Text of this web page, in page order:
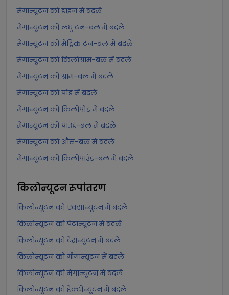
मेगान्यूटन को डाइन में बदलें
मेगान्यूटन को लघु टन-बल में बदलें
मेगान्यूटन को मेट्रिक टन-बल में बदलें
मेगान्यूटन को किलोग्राम-बल में बदलें
मेगान्यूटन को ग्राम-बल में बदलें
मेगान्यूटन को पोंड में बदलें
मेगान्यूटन को किलोपोंड में बदलें
मेगान्यूटन को पाउंड-बल में बदलें
मेगान्यूटन को औंस-बल में बदलें
मेगान्यूटन को किलोपाउंड-बल में बदलें
किलोन्यूटनरूपांतरण
किलोन्यूटन को एक्सान्यूटन में बदलें
किलोन्यूटन को पेटान्यूटन में बदलें
किलोन्यूटन को टेरान्यूटन में बदलें
किलोन्यूटन को गीगान्यूटन में बदलें
किलोन्यूटन को मेगान्यूटन में बदलें
किलोन्यूटन को हेक्टोन्यूटन में बदलें